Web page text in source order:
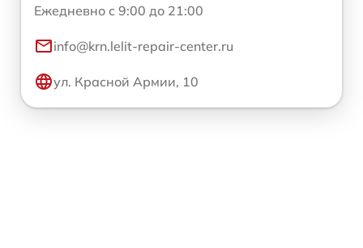
Ежедневно с 9:00 до 21:00
info@krn.lelit-repair-center.ru
ул. Красной Армии, 10